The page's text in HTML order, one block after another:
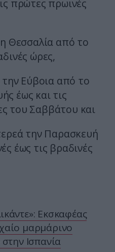
πρώτες πρωινές
Θεσσαλία από το
ώρες,
την Εύβοια από το
έως και τις
του Σαββάτου και
την Παρασκευή
έως τις βραδινές
Εκσκαφέας
μαρμάρινο
Ισπανία